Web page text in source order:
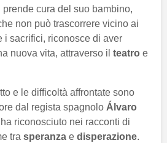
prende cura del suo bambino,
non può trascorrere vicino ai
i sacrifici, riconosce di aver
nuova vita, attraverso il teatro e
e le difficoltà affrontate sono
dal regista spagnolo Álvaro
riconosciuto nei racconti di
tra speranza e disperazione.